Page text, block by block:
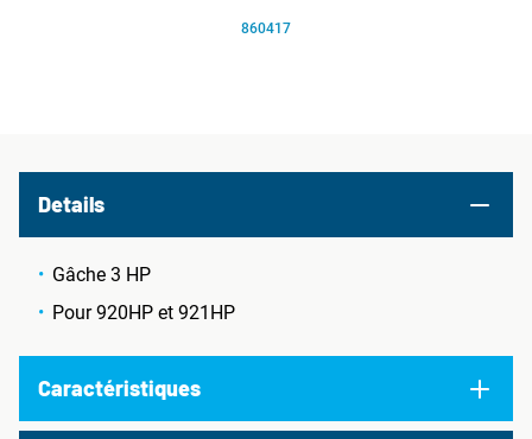
860417
Details
Gâche 3 HP
Pour 920HP et 921HP
Caractéristiques